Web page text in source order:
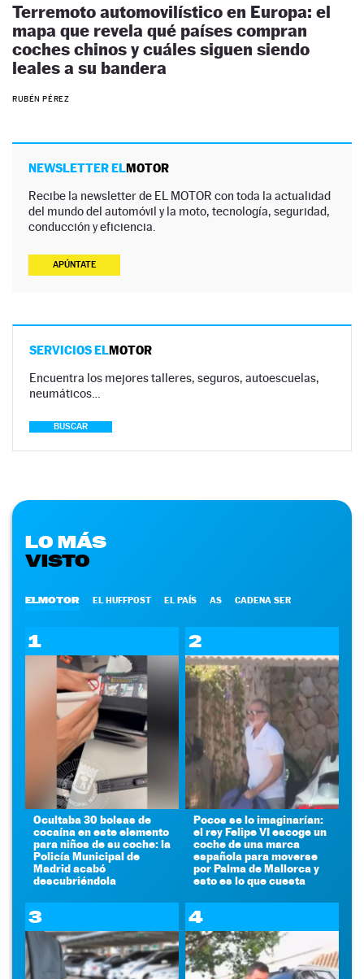
Terremoto automovilístico en Europa: el
mapa que revela qué países compran
coches chinos y cuáles siguen siendo
leales a su bandera
RUBÉN PÉREZ
NEWSLETTER ELMOTOR
Recibe la newsletter de EL MOTOR con toda la actualidad
del mundo del automóvil y la moto, tecnología, seguridad,
conducción y eficiencia.
APÚNTATE
SERVICIOS ELMOTOR
Encuentra los mejores talleres, seguros, autoescuelas,
neumáticos…
BUSCAR
LO MÁS
VISTO
ELMOTOR EL HUFFPOST EL PAÍS AS CADENA SER
1
Ocultaba 30 bolsas de
cocaína en este elemento
para niños de su coche: la
Policía Municipal de
Madrid acabó
descubriéndola
2
Pocos se lo imaginarían:
el rey Felipe VI escoge un
coche de una marca
española para moverse
por Palma de Mallorca y
esto es lo que cuesta
3 4